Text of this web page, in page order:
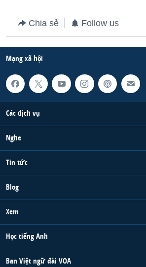
NGƯ DÂN VIỆT VÀ LÀN SÓNG TRỘM
QUAN HỆ VIỆT MỸ
Chia sẻ Follow us
Mạng xã hội
Các dịch vụ
Nghe
Tin tức
Blog
Xem
Học tiếng Anh
Ban Việt ngữ đài VOA